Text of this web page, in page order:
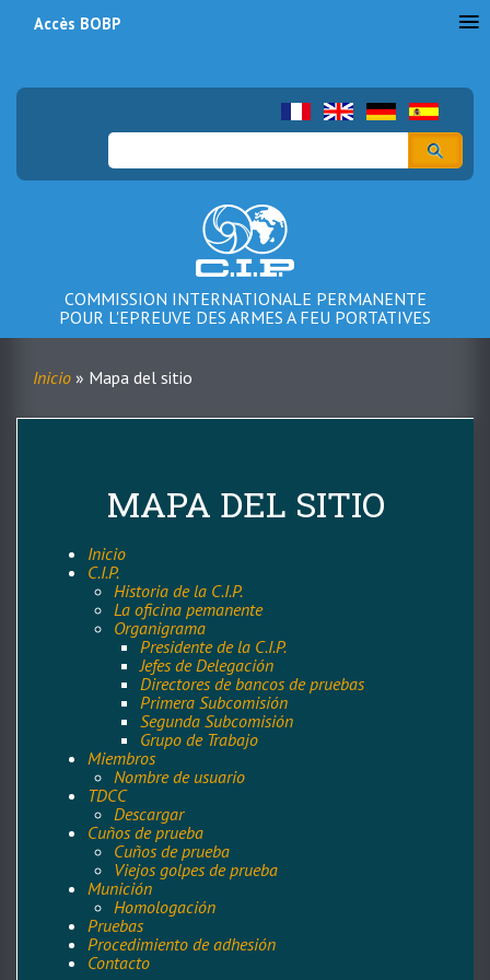
Buscar
COMMISSION INTERNATIONALE PERMANENTE
POUR L'EPREUVE DES ARMES A FEU PORTATIVES
du
compte
l'utilisateur
Accès BOBP
Sobrescribir
ayuda
navegación
Inicio Mapa del sitio
MAPA DEL SITIO
Inicio
C.I.P.
Historia de la C.I.P.
La oficina pemanente
Organigrama
Presidente de la C.I.P.
Jefes de Delegación
Directores de bancos de pruebas
Primera Subcomisión
Segunda Subcomisión
Grupo de Trabajo
Miembros
Nombre de usuario
TDCC
Descargar
Cuños de prueba
Cuños de prueba
Viejos golpes de prueba
Munición
Homologación
Pruebas
Procedimiento de adhesión
Contacto